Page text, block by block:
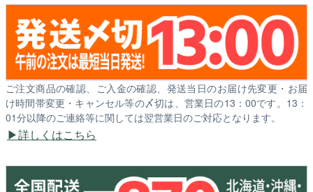
ご注文商品の確認、ご入金の確認、発送当日のお届け先変更・お届
け時間帯変更・キャンセル等の〆切は、営業日の13：00です。13：
01分以降のご連絡等に関しては翌営業日のご対応となります。
詳しくはこちら